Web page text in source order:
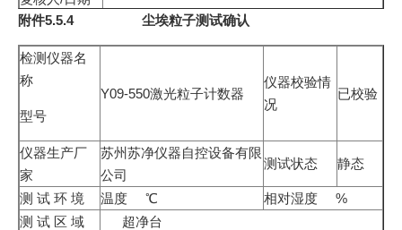
附件5.5.4 尘埃粒子测试确认
检测仪器名
称
型号
Y09-550激光粒子计数器
仪器校验情
况
已校验
仪器生产厂
家
苏州苏净仪器自控设备有限
公司
测试状态 静态
测 试 环 境 温度 ℃
相对湿度 %
测 试 区 域
超净台